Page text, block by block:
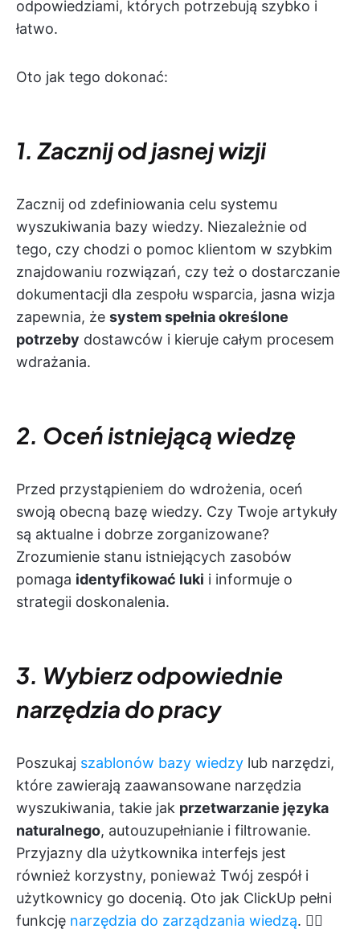
odpowiedziami, których potrzebują szybko i
łatwo.
Oto jak tego dokonać:
1. Zacznij od jasnej wizji
Zacznij od zdefiniowania celu systemu
wyszukiwania bazy wiedzy. Niezależnie od
tego, czy chodzi o pomoc klientom w szybkim
znajdowaniu rozwiązań, czy też o dostarczanie
dokumentacji dla zespołu wsparcia, jasna wizja
zapewnia, że system spełnia określone
potrzeby dostawców i kieruje całym procesem
wdrażania.
2. Oceń istniejącą wiedzę
Przed przystąpieniem do wdrożenia, oceń
swoją obecną bazę wiedzy. Czy Twoje artykuły
są aktualne i dobrze zorganizowane?
Zrozumienie stanu istniejących zasobów
pomaga identyfikować luki i informuje o
strategii doskonalenia.
3. Wybierz odpowiednie
narzędzia do pracy
Poszukaj szablonów bazy wiedzy lub narzędzi,
które zawierają zaawansowane narzędzia
wyszukiwania, takie jak przetwarzanie języka
naturalnego, autouzupełnianie i filtrowanie.
Przyjazny dla użytkownika interfejs jest
również korzystny, ponieważ Twój zespół i
użytkownicy go docenią. Oto jak ClickUp pełni
funkcję narzędzia do zarządzania wiedzą. 👇🏼